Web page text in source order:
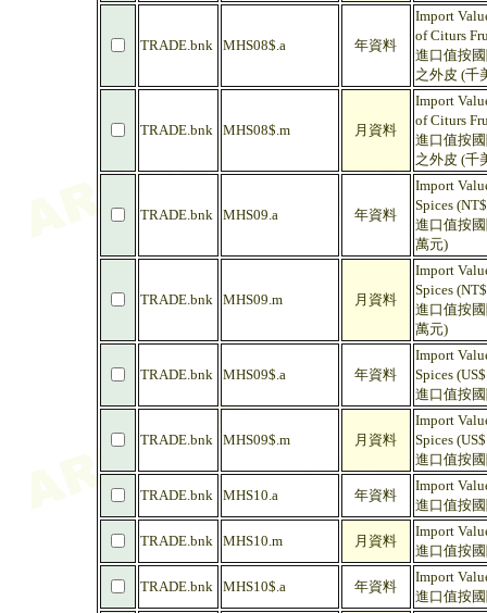
TRADE.bnk MHS08$.a 年資料
Import
of Citurs
進口值按
之外皮 (千
TRADE.bnk MHS08$.m 月資料
Import
of Citurs
進口值按
之外皮 (千
TRADE.bnk MHS09.a 年資料
Import
Spices
進口值按
萬元)
TRADE.bnk MHS09.m 月資料
Import
Spices
進口值按
萬元)
TRADE.bnk MHS09$.a 年資料
Import
Spices
進口值按
TRADE.bnk MHS09$.m 月資料
Import
Spices
進口值按
TRADE.bnk MHS10.a 年資料
Import
進口值按
TRADE.bnk MHS10.m 月資料
Import
進口值按
TRADE.bnk MHS10$.a 年資料
Import
進口值按